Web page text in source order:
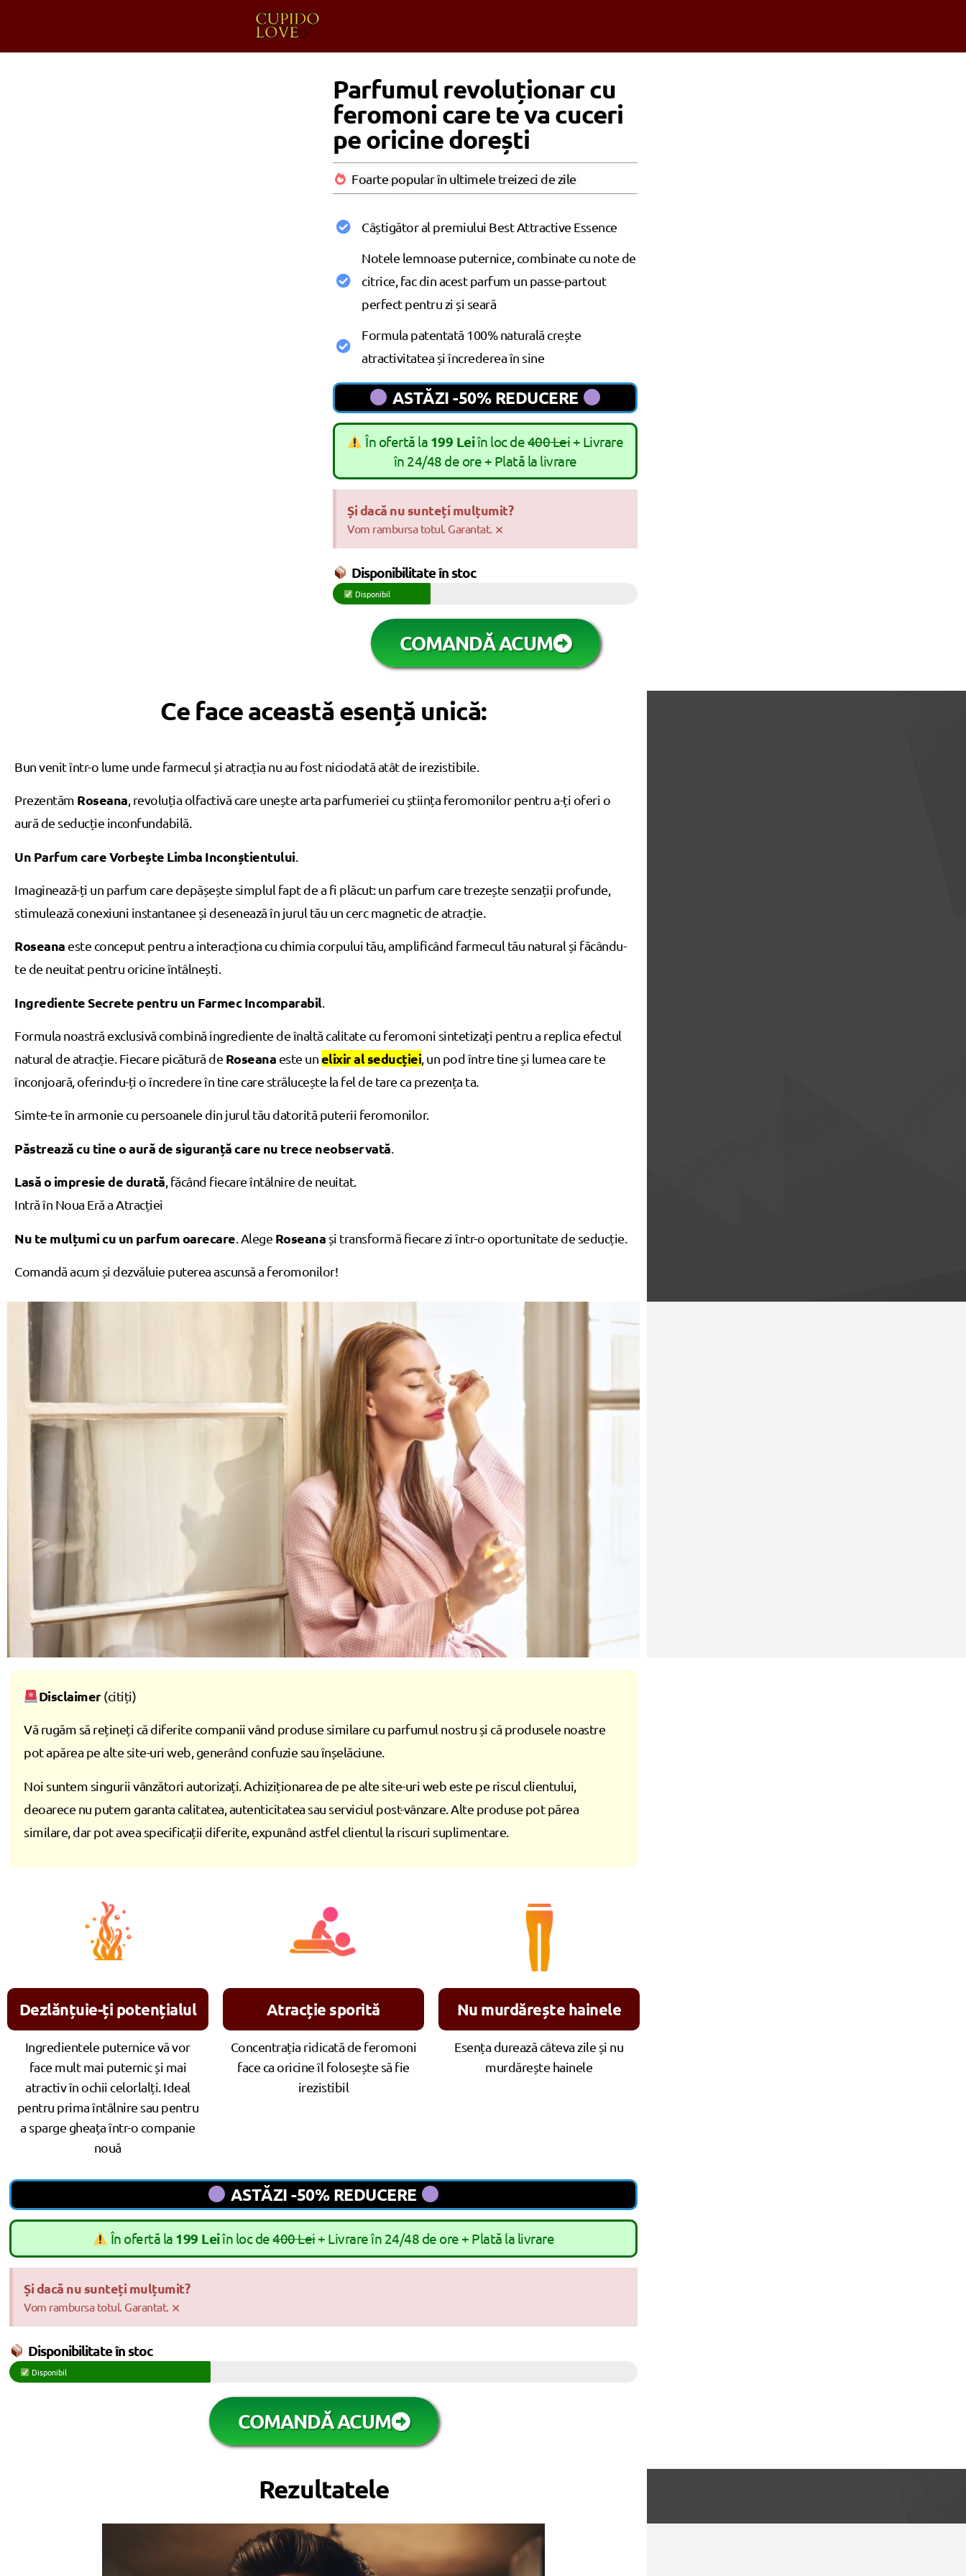
Parfumul revoluționar cu
feromoni care te va cuceri
pe oricine dorești
Foarte popular în ultimele treizeci de zile
Câștigător al premiului Best Attractive Essence
Notele lemnoase puternice, combinate cu note de
citrice, fac din acest parfum un passe-partout
perfect pentru zi și seară
Formula patentată 100% naturală crește
atractivitatea și încrederea în sine
ASTĂZI -50% REDUCERE
În ofertă la 199 Leiîn loc de400 Lei + Livrare
în 24/48 de ore + Plată la livrare
Și dacă nu sunteți mulțumit?
Vom rambursa totul. Garantat. ×
Disponibilitate în stoc
Disponibil
COMANDĂ ACUM
Ce face această esență unică:
Bun venit într-o lume unde farmecul și atracția nu au fost niciodată atât de irezistibile.
Prezentăm Roseana , revoluția olfactivă care unește arta parfumeriei cu știința feromonilor pentru a-ți oferi o
aură de seducție inconfundabilă.
Un Parfum care Vorbește Limba Inconștientului.
Imaginează-ți un parfum care depășește simplul fapt de a fi plăcut: un parfum care trezește senzații profunde,
stimulează conexiuni instantanee și desenează în jurul tău un cerc magnetic de atracție.
Roseana este conceput pentru a interacționa cu chimia corpului tău, amplificând farmecul tău natural și făcându-
te de neuitat pentru oricine întâlnești.
Ingrediente Secrete pentru un Farmec Incomparabil
Formula noastră exclusivă combină ingrediente de înaltă calitate cu feromoni sintetizați pentru a replica efectul
natural de atracție. Fiecare picătură de Roseana este unelixir al seducției, un pod între tine și lumea care te
înconjoară, oferindu-ți o încredere în tine care strălucește la fel de tare ca prezența ta.
Simte-te în armonie cu persoanele din jurul tău datorită puterii feromonilor.
Păstrează cu tine o aură de siguranță care nu trece neobservată
Lasă o impresie de durată, făcând fiecare întâlnire de neuitat.
Intră în Noua Eră a Atracției
Nu te mulțumi cu un parfum oarecare . Alege Roseana și transformă fiecare zi într-o oportunitate de seducție.
Comandă acum și dezvăluie puterea ascunsă a feromonilor!
Disclaimer(citiți)
Vă rugăm să rețineți că diferite companii vând produse similare cu parfumul nostru și că produsele noastre
pot apărea pe alte site-uri web, generând confuzie sau înșelăciune.
Noi suntem singurii vânzători autorizați. Achiziționarea de pe alte site-uri web este pe riscul clientului,
deoarece nu putem garanta calitatea, autenticitatea sau serviciul post-vânzare. Alte produse pot părea
similare, dar pot avea specificații diferite, expunând astfel clientul la riscuri suplimentare.
Dezlănțuie-ți potențialul
Ingredientele puternice vă vor
face mult mai puternic și mai
atractiv în ochii celorlalți. Ideal
pentru prima întâlnire sau pentru
a sparge gheața într-o companie
nouă
Atracție sporită
Concentrația ridicată de feromoni
face ca oricine îl folosește să fie
irezistibil
Nu murdărește hainele
Esența durează câteva zile și nu
murdărește hainele
ASTĂZI -50% REDUCERE
În ofertă la 199 Leiîn loc de400 Lei+ Livrare în 24/48 de ore + Plată la livrare
Și dacă nu sunteți mulțumit?
Vom rambursa totul. Garantat. ×
Disponibilitate în stoc
Disponibil
COMANDĂ ACUM
Rezultatele